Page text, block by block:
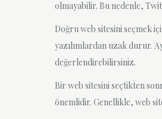
olmayabilir. Bu nedenle,
Doğru web sitesini seçmek
yazılımlardan uzak durur.
değerlendirebilirsiniz.
Bir web sitesini seçtikten
önemlidir. Genellikle, web